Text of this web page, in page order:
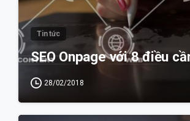
Tin tức
SEO Onpage với 8 điều
28/02/2018